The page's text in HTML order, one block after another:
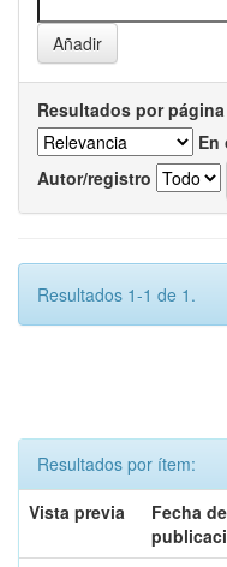
Resultados por página
En
Autor/registro
Resultados 1-1 de 1.
Resultados por ítem:
Vista previa
Fecha de